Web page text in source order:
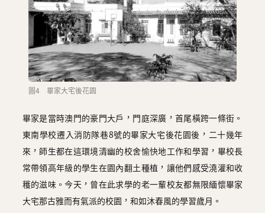
圖4 畢家大宅後花園
畢家是當時澳門的豪門大戶，門庭深廣，首尾橫跨一條街。
東南學校遷入消防隊巷8號的畢家大宅後花園後，二十幾年
來，師生都在這環境清幽的校舍愉快地工作和學習，畢校長
常帶領高年級的學生在園內翻土種植，讓他們感受澆灌和收
穫的滋味。今天，曾在此求學的老一輩校友都無限緬懷畢家
大宅那古雅而有氣派的校園，和如沐春風的學習歲月。